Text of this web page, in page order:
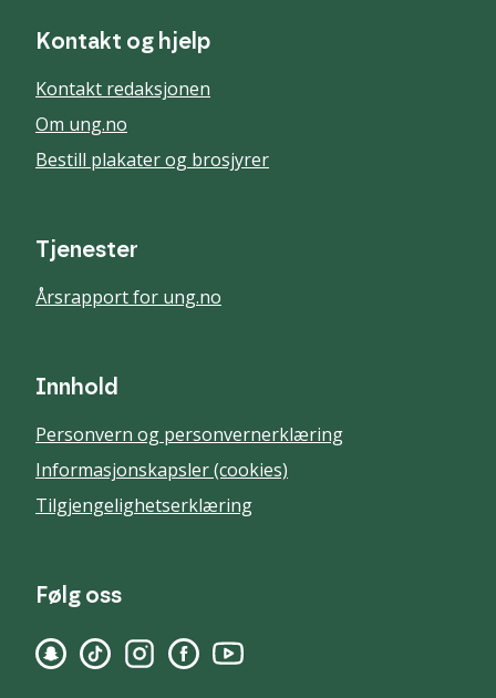
Kontakt og hjelp
Kontakt redaksjonen
Om ung.no
Bestill plakater og brosjyrer
Tjenester
Årsrapport for ung.no
Innhold
Personvern og personvernerklæring
Informasjonskapsler (cookies)
Tilgjengelighetserklæring
Følg oss